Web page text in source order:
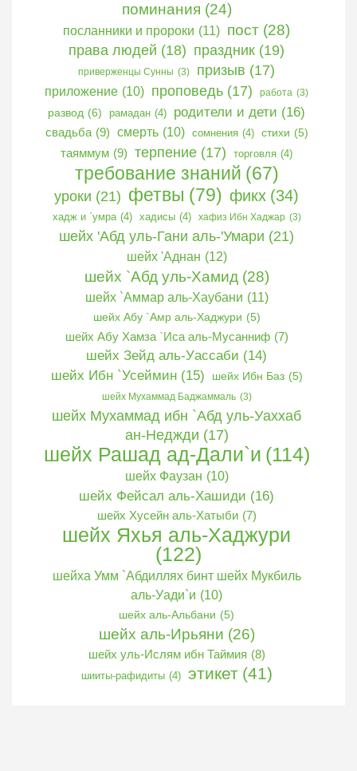
поминания (24)
посланники и пророки (11) пост (28)
права людей (18) праздник (19)
приверженцы Сунны (3) призыв (17)
приложение (10) проповедь (17) работа (3)
развод (6) рамадан (4) родители и дети (16)
свадьба (9) смерть (10) сомнения (4) стихи (5)
таяммум (9) терпение (17) торговля (4)
требование знаний (67)
уроки (21) фетвы (79) фикх (34)
хадж и `умра (4) хадисы (4) хафиз Ибн Хаджар (3)
шейх 'Абд уль-Гани аль-'Умари (21)
шейх 'Аднан (12)
шейх `Абд уль-Хамид (28)
шейх `Аммар аль-Хаубани (11)
шейх Абу `Амр аль-Хаджури (5)
шейх Абу Хамза `Иса аль-Мусанниф (7)
шейх Зейд аль-Уассаби (14)
шейх Ибн `Усеймин (15) шейх Ибн Баз (5)
шейх Мухаммад Баджаммаль (3)
шейх Мухаммад ибн `Абд уль-Уаххаб
ан-Неджди (17)
шейх Рашад ад-Дали`и (114)
шейх Фаузан (10)
шейх Фейсал аль-Хашиди (16)
шейх Хусейн аль-Хатыби (7)
шейх Яхья аль-Хаджури
(122)
шейха Умм `Абдиллях бинт шейх Мукбиль
аль-Уади`и (10)
шейх аль-Альбани (5)
шейх аль-Ирьяни (26)
шейх уль-Ислям ибн Таймия (8)
шииты-рафидиты (4) этикет (41)